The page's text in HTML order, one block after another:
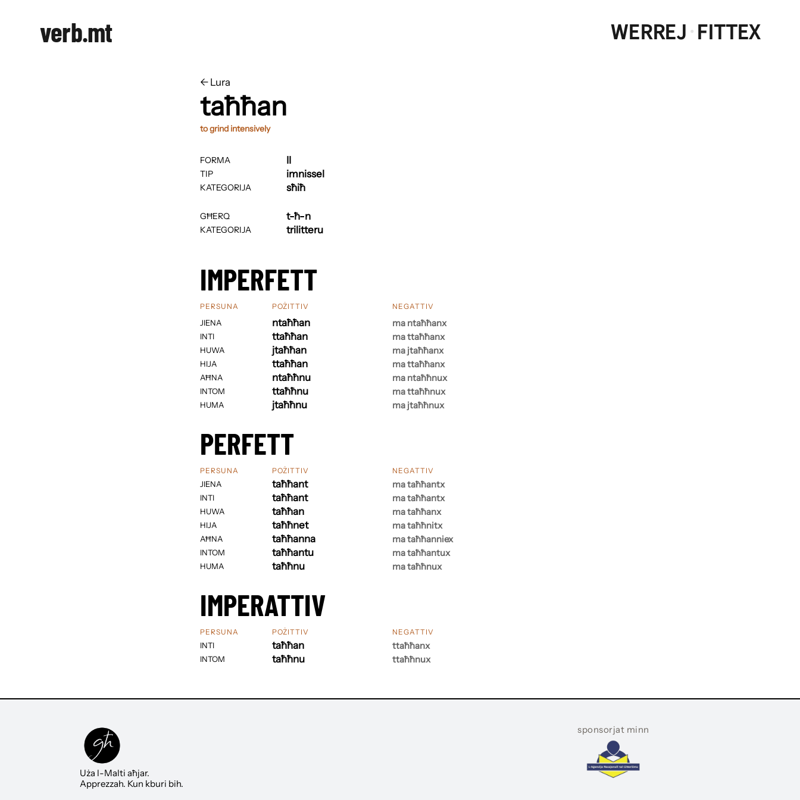
verb.mt WERREJ·FITTEX
← ​​Lura
taħħan
to grind intensively
FORMA
TIP
KATEGORIJA
GĦERQ
KATEGORIJA
imnissel
sħiħ
t-ħ-n
trilitteru
IMPERFETT
PERSUNA
JIENA
INTI
HUWA
HIJA
AĦNA
INTOM
HUMA
POŻITTIV
ntaħħan
ttaħħan
jtaħħan
ttaħħan
ntaħħnu
ttaħħnu
jtaħħnu
NEGATTIV
ma ntaħħanx
ma ttaħħanx
ma jtaħħanx
ma ttaħħanx
ma ntaħħnux
ma ttaħħnux
ma jtaħħnux
PERFETT
PERSUNA
JIENA
INTI
HUWA
HIJA
AĦNA
INTOM
HUMA
POŻITTIV
taħħant
taħħant
taħħan
taħħnet
taħħanna
taħħantu
taħħnu
NEGATTIV
ma taħħantx
ma taħħantx
ma taħħanx
ma taħħnitx
ma taħħanniex
ma taħħantux
ma taħħnux
IMPERATTIV
PERSUNA
INTI
INTOM
POŻITTIV
taħħan
taħħnu
NEGATTIV
ttaħħanx
ttaħħnux
Uża l-Malti aħjar.
Apprezzah. Kun kburi bih.
sponsorjat minn